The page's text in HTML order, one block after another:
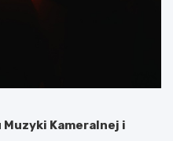
Kameralnej i